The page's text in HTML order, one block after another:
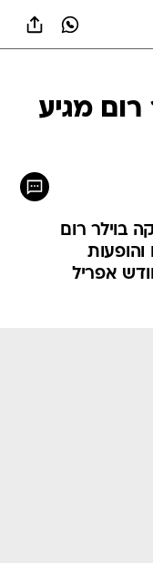
רום מגיע
בוילר רום
אפריל